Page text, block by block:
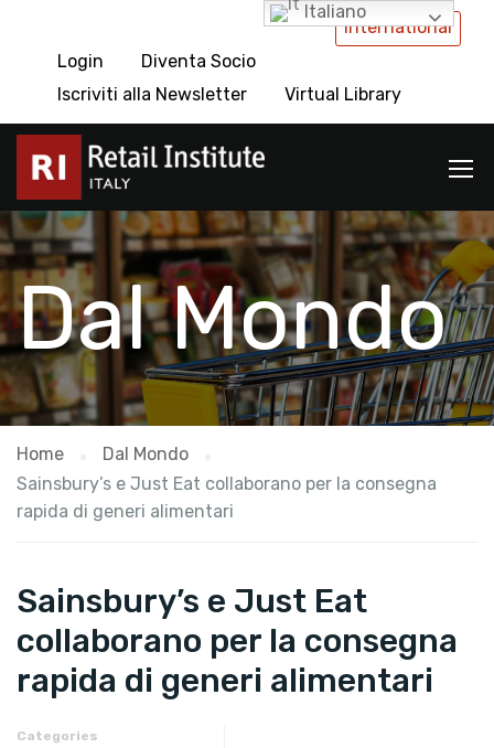
International
Login
Diventa Socio
Iscriviti alla Newsletter
Virtual Library
Dal Mondo
Home
Dal Mondo
Sainsbury’s e Just Eat collaborano per la consegna
rapida di generi alimentari
Sainsbury’s e Just Eat
collaborano per la consegna
rapida di generi alimentari
Categories
Italiano